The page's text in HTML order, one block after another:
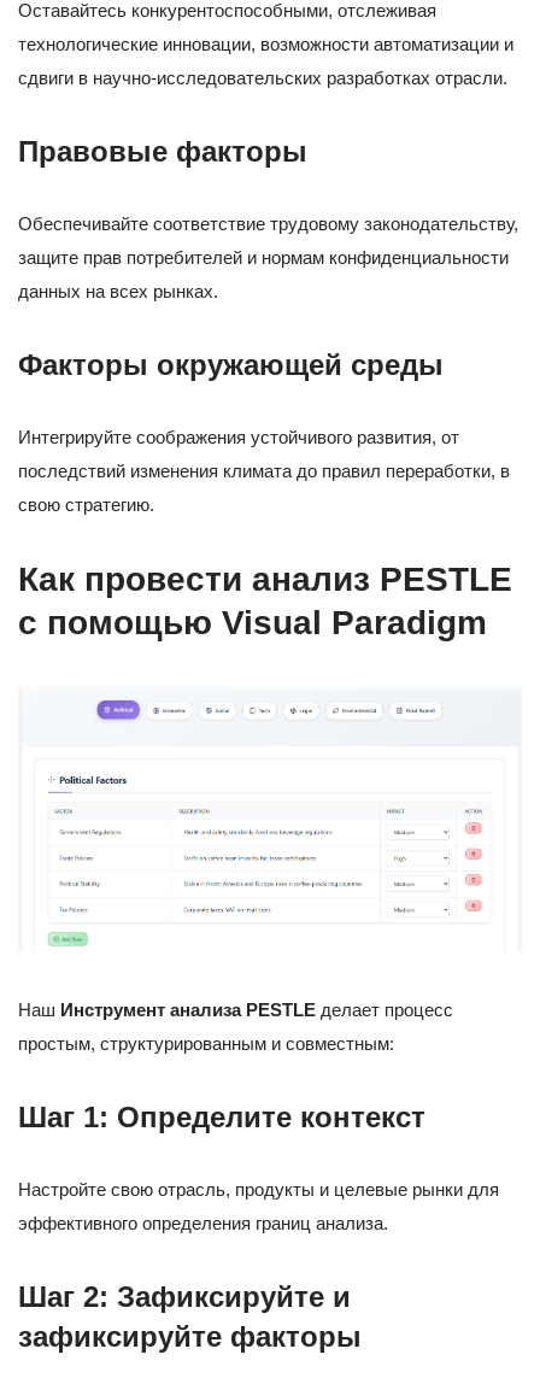
Оставайтесь конкурентоспособными, отслеживая
технологические инновации, возможности автоматизации и
сдвиги в научно-исследовательских разработках отрасли.
Правовые факторы
Обеспечивайте соответствие трудовому законодательству,
защите прав потребителей и нормам конфиденциальности
данных на всех рынках.
Факторы окружающей среды
Интегрируйте соображения устойчивого развития, от
последствий изменения климата до правил переработки, в
свою стратегию.
Как провести анализ PESTLE
с помощью Visual Paradigm
Наш Инструмент анализа PESTLE делает процесс
простым, структурированным и совместным:
Шаг 1: Определите контекст
Настройте свою отрасль, продукты и целевые рынки для
эффективного определения границ анализа.
Шаг 2: Зафиксируйте и
зафиксируйте факторы